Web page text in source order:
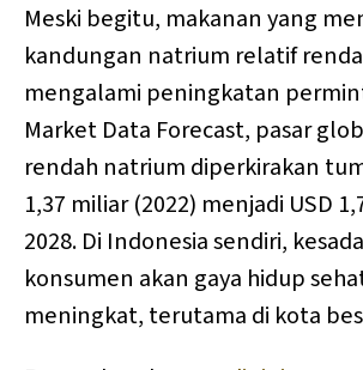
Meski begitu, makanan yang
kandungan natrium relatif
mengalami peningkatan
Market Data Forecast, pasar
rendah natrium diperkirakan
1,37 miliar (2022) menjadi USD
2028. Di Indonesia sendiri,
konsumen akan gaya hidup
meningkat, terutama di kota